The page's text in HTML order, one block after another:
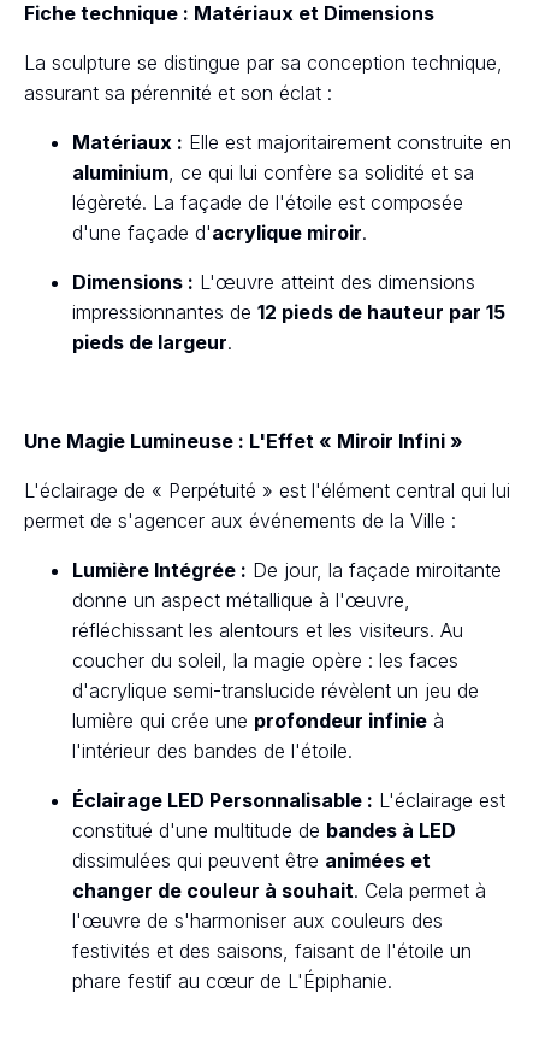
Fiche technique : Matériaux et Dimensions
La sculpture se distingue par sa conception technique,
assurant sa pérennité et son éclat :
Matériaux : Elle est majoritairement construite en
aluminium, ce qui lui confère sa solidité et sa
légèreté. La façade de l'étoile est composée
d'une façade d'acrylique miroir.
Dimensions : L'œuvre atteint des dimensions
impressionnantes de12 pieds de hauteur par 15
pieds de largeur.
Une Magie Lumineuse : L'Effet « Miroir Infini »
L'éclairage de « Perpétuité » est l'élément central qui lui
permet de s'agencer aux événements de la Ville :
Lumière Intégrée : De jour, la façade miroitante
donne un aspect métallique à l'œuvre,
réfléchissant les alentours et les visiteurs. Au
coucher du soleil, la magie opère : les faces
d'acrylique semi-translucide révèlent un jeu de
lumière qui crée une profondeur infinie à
l'intérieur des bandes de l'étoile.
Éclairage LED Personnalisable : L'éclairage est
constitué d'une multitude de bandes à LED
dissimulées qui peuvent être animées et
changer de couleur à souhait. Cela permet à
l'œuvre de s'harmoniser aux couleurs des
festivités et des saisons, faisant de l'étoile un
phare festif au cœur de L'Épiphanie.